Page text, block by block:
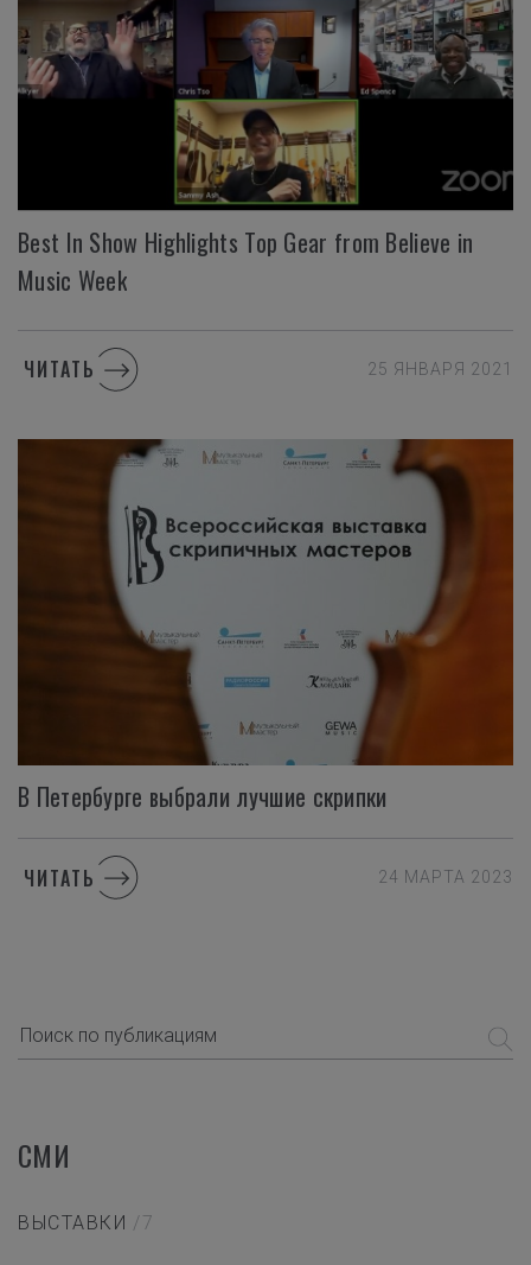
Best In Show Highlights Top Gear from Believe in
Music Week
ЧИТАТЬ 25 ЯНВАРЯ 2021
В Петербурге выбрали лучшие скрипки
ЧИТАТЬ 24 МАРТА 2023
СМИ
ВЫСТАВКИ /7